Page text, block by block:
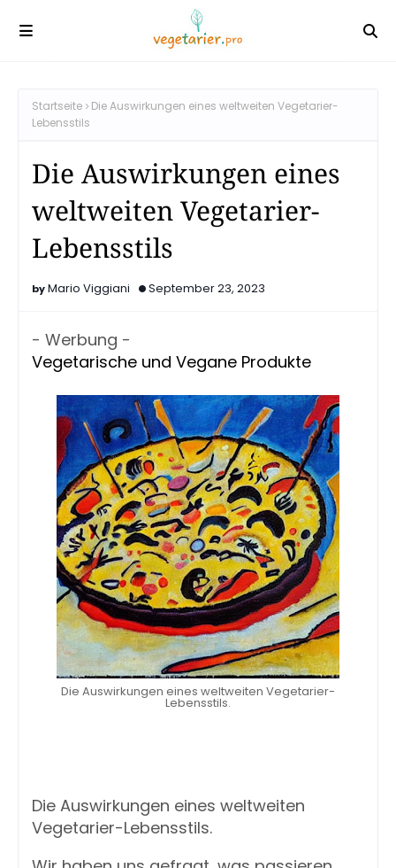
Startseite
Die Auswirkungen eines weltweiten Vegetarier-
Lebensstils
Die Auswirkungen eines
weltweiten Vegetarier-
Lebensstils
Mario Viggiani September 23, 2023
- Werbung -
Vegetarische und Vegane Produkte
Die Auswirkungen eines weltweiten Vegetarier-
Lebensstils.
Die Auswirkungen eines weltweiten
Vegetarier-Lebensstils.